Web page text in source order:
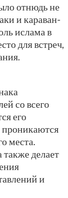
отнюдь не
и караван-
ислама в
для встреч,
со всего
его
места.
также делает
и